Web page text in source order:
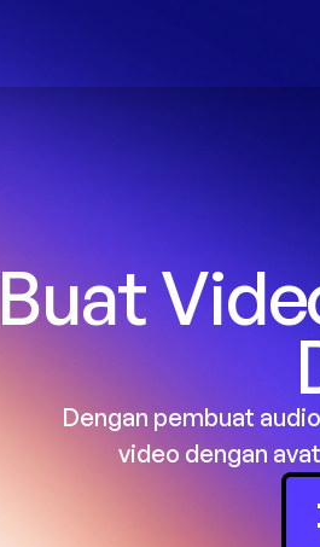
Dengan pembuat
video dengan